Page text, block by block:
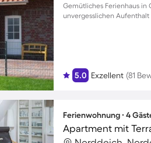
Gemütliches Ferienhaus in
unvergesslichen Aufenthalt
5.0 Exzellent (81
Ferienwohnung ∙ 4
Apartment mit